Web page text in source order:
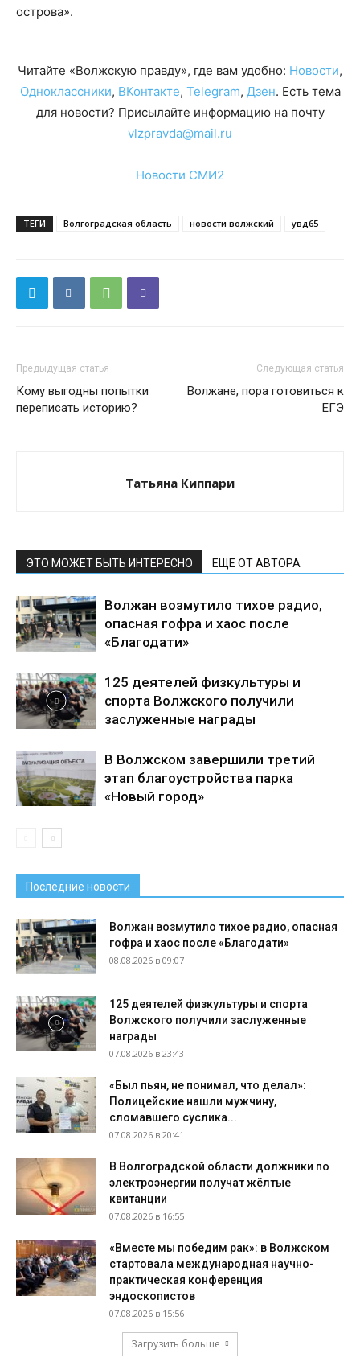
острова».
Читайте «Волжскую правду», где вам удобно: Новости,
Одноклассники, ВКонтакте, Telegram, Дзен. Есть тема
для новости? Присылайте информацию на почту
vlzpravda@mail.ru
Новости СМИ2
ТЕГИ Волгоградская область новости волжский увд65
Предыдущая статья
Кому выгодны попытки
переписать историю?
Следующая статья
Волжане, пора готовиться к
ЕГЭ
Татьяна Киппари
ЭТО МОЖЕТ БЫТЬ ИНТЕРЕСНО ЕЩЕ ОТ АВТОРА
Волжан возмутило тихое радио,
опасная гофра и хаос после
«Благодати»
125 деятелей физкультуры и
спорта Волжского получили
заслуженные награды
В Волжском завершили третий
этап благоустройства парка
«Новый город»
Последние новости
Волжан возмутило тихое радио, опасная
гофра и хаос после «Благодати»
08.08.2026 в 09:07
125 деятелей физкультуры и спорта
Волжского получили заслуженные
награды
07.08.2026 в 23:43
«Был пьян, не понимал, что делал»:
Полицейские нашли мужчину,
сломавшего суслика...
07.08.2026 в 20:41
В Волгоградской области должники по
электроэнергии получат жёлтые
квитанции
07.08.2026 в 16:55
«Вместе мы победим рак»: в Волжском
стартовала международная научно-
практическая конференция
эндоскопистов
07.08.2026 в 15:56
Загрузить больше